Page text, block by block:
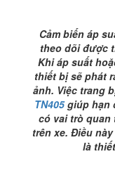
lượng
Cảm biến áp
theo dõi được
Khi áp suất
thiết bị sẽ phát
ảnh. Việc trang
TN405giúp hạn
có vai trò
trên xe. Điều
là